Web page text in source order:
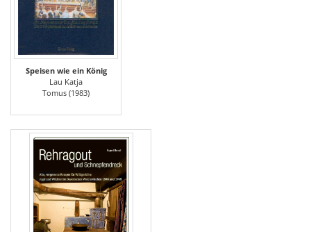
Speisen wie ein König
Lau Katja
Tomus (1983)